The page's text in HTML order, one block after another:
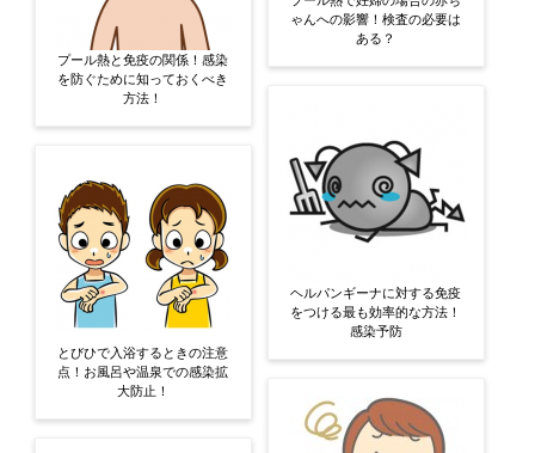
プール熱と免疫の関係！感染
を防ぐために知っておくべき
方法！
とびひで入浴するときの注意
点！お風呂や温泉での感染拡
大防止！
ゃんへの影響！検査の必要は
ある？
ヘルパンギーナに対する免疫
をつける最も効率的な方法！
感染予防